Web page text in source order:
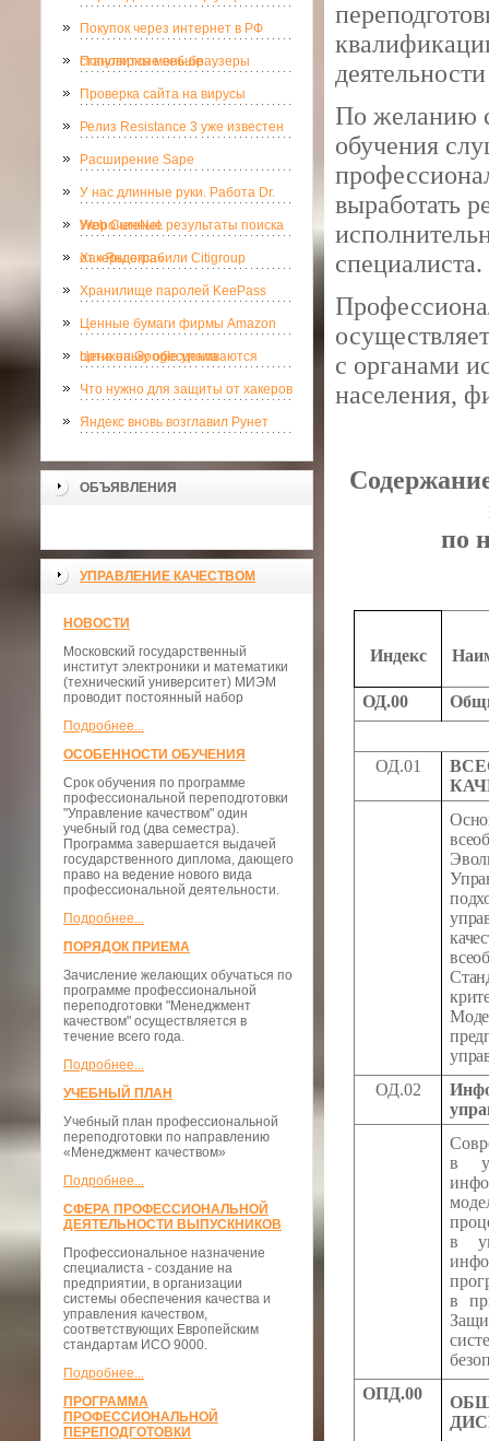
Покупок через интернет в РФ
становится меньше
Популярные веб-браузеры
Проверка сайта на вирусы
Релиз Resistance 3 уже известен
Расширение Sape
У нас длинные руки. Работа Dr.
Web CureNet.
Укороченные результаты поиска
от «Яндекса»
Хакеры ограбили Citigroup
Хранилище паролей KeePass
Ценные бумаги фирмы Amazon
потихоньку обесцениваются
Цена на Google упала
Что нужно для защиты от хакеров
Яндекс вновь возглавил Рунет
ОБЪЯВЛЕНИЯ
УПРАВЛЕНИЕ КАЧЕСТВОМ
НОВОСТИ
Московский государственный
институт электроники и математики
(технический университет) МИЭМ
проводит постоянный набор
Подробнее...
ОСОБЕННОСТИ ОБУЧЕНИЯ
Срок обучения по программе
профессиональной переподготовки
"Управление качеством" один
учебный год (два семестра).
Программа завершается выдачей
государственного диплома, дающего
право на ведение нового вида
профессиональной деятельности.
Подробнее...
ПОРЯДОК ПРИЕМА
Зачисление желающих обучаться по
программе профессиональной
переподготовки "Менеджмент
качеством" осуществляется в
течение всего года.
Подробнее...
УЧЕБНЫЙ ПЛАН
Учебный план профессиональной
переподготовки по направлению
«Менеджмент качеством»
Подробнее...
СФЕРА ПРОФЕССИОНАЛЬНОЙ
ДЕЯТЕЛЬНОСТИ ВЫПУСКНИКОВ
Профессиональное назначение
специалиста - создание на
предприятии, в организации
системы обеспечения качества и
управления качеством,
соответствующих Европейским
стандартам ИСО 9000.
Подробнее...
ПРОГРАММА
ПРОФЕССИОНАЛЬНОЙ
ПЕРЕПОДГОТОВКИ
По желанию
обучения
выработать
специалиста.
с органами
населения,
по
Индекс
ОД.00
ОД.01
ОД.02
И
в
в
в
ОПД.00